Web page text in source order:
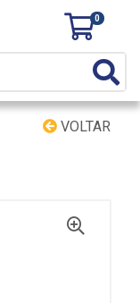
0
VOLTAR